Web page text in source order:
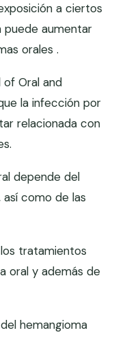
a ciertos
puede aumentar
orales .
of Oral and
la infección por
relacionada con
depende del
así como de las
tratamientos
oral y además de
hemangioma